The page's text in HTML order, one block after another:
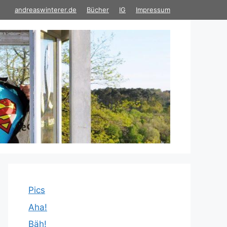
andreaswinterer.de Bücher IG Impressum
Pics
Aha!
Bäh!